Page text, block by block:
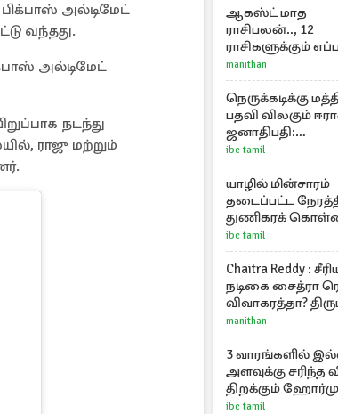
அல்டிமேட்
வந்தது.
அல்டிமேட்
நடந்து
ராஜு மற்றும்
ஆகஸ்ட் மாத
ராசிபலன்.., 12
ராசிகளுக்கும்
இருக்கும்?
manithan
நெருக்கடிக்கு
பதவி விலகும்
ஜனாதிபதி:
வெளியானது
சர்ச்சையின்
நிலை
ibc tamil
யாழில் மின்சாரம்
தடைப்பட்ட
துணிகரக்
ibc tamil
Chaitra Reddy :
நடிகை சைத்ரா
விவாகரத்தா?
புகைப்படங்களை
manithan
3 வாரங்களில்
அளவுக்கு சரிந்த
திறக்கும்
நீரிணை
ibc tamil